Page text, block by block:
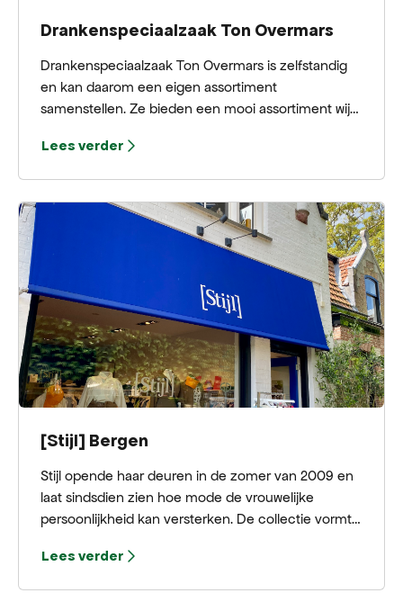
Drankenspeciaalzaak Ton Overmars
Drankenspeciaalzaak Ton Overmars is zelfstandig
en kan daarom een eigen assortiment
samenstellen. Ze bieden een mooi assortiment wijn,
geschenkverpakkingen. Met een enthousiast team
Lees verder
[Stijl] Bergen
Stijl opende haar deuren in de zomer van 2009 en
laat sindsdien zien hoe mode de vrouwelijke
persoonlijkheid kan versterken. De collectie vormt
eigen signatuur, waarin luxe stoffen, vrouwelijke
Lees verder